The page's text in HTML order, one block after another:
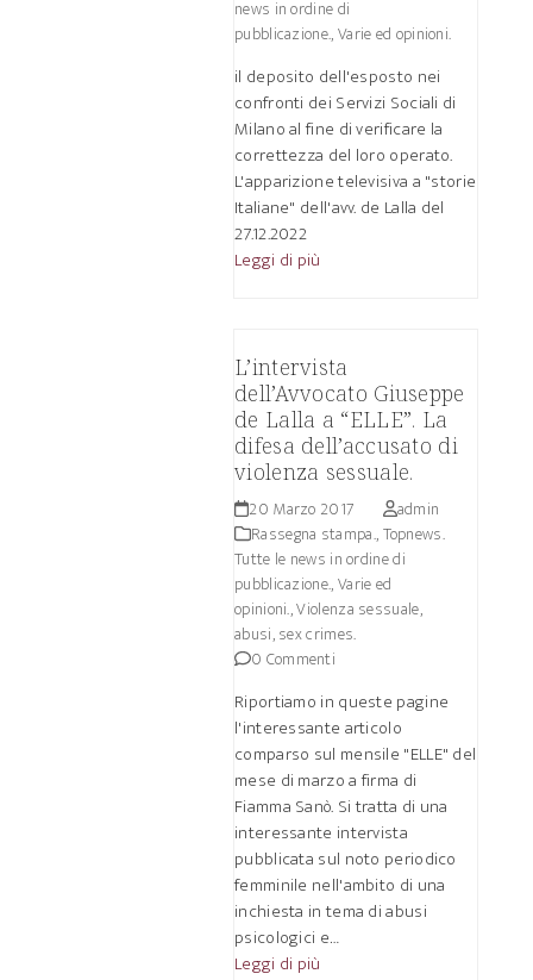
news in ordine di
pubblicazione.,Varie ed opinioni.
il deposito dell'esposto nei
confronti dei Servizi Sociali di
Milano al fine di verificare la
correttezza del loro operato.
L'apparizione televisiva a "storie
Italiane" dell'avv. de Lalla del
27.12.2022
Leggi di più
L’intervista
dell’Avvocato Giuseppe
de Lalla a “ELLE”. La
difesa dell’accusato di
violenza sessuale.
20 Marzo 2017
admin
Rassegna stampa.,Topnews.
Tutte le news in ordine di
pubblicazione.,Varie ed
opinioni.,Violenza sessuale,
abusi, sex crimes.
0 Commenti
Riportiamo in queste pagine
l'interessante articolo
comparso sul mensile "ELLE" del
mese di marzo a firma di
Fiamma Sanò. Si tratta di una
interessante intervista
pubblicata sul noto periodico
femminile nell'ambito di una
inchiesta in tema di abusi
psicologici e…
Leggi di più